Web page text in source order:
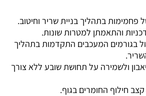
פחמימות בתהליך בניית שריר וחיטוב.
והתאמתן למטרות שונות.
בגורמים המעכבים התקדמות בתהליך
ולשמירה על תחושת שובע ללא צורך
חילוף החומרים בגוף.